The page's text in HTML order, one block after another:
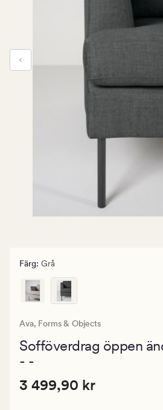
Färg: Grå
Ava, Forms & Objects
Sofföverdrag öppen
- -
Pris
Pris 3 499,90 kr
3 499,90 kr